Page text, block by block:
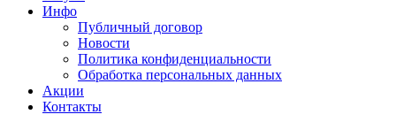
Инфо
Публичный договор
Новости
Политика конфиденциальности
Обработка персональных данных
Акции
Контакты